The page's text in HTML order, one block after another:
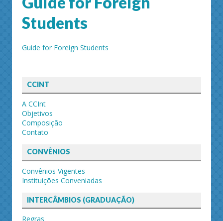
Students
Guide for Foreign Students
CCINT
A CCInt
Objetivos
Composição
Contato
CONVÊNIOS
Convênios Vigentes
Instituições Conveniadas
INTERCÂMBIOS (GRADUAÇÃO)
Regras